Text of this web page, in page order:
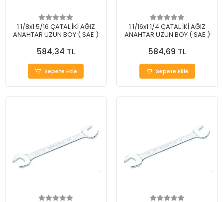
1 1/8x1 5/16 ÇATAL İKİ AĞIZ
ANAHTAR UZUN BOY ( SAE )
584,34 TL
Sepete Ekle
1 1/16x1 1/4 ÇATAL İKİ AĞIZ
ANAHTAR UZUN BOY ( SAE )
584,69 TL
Sepete Ekle